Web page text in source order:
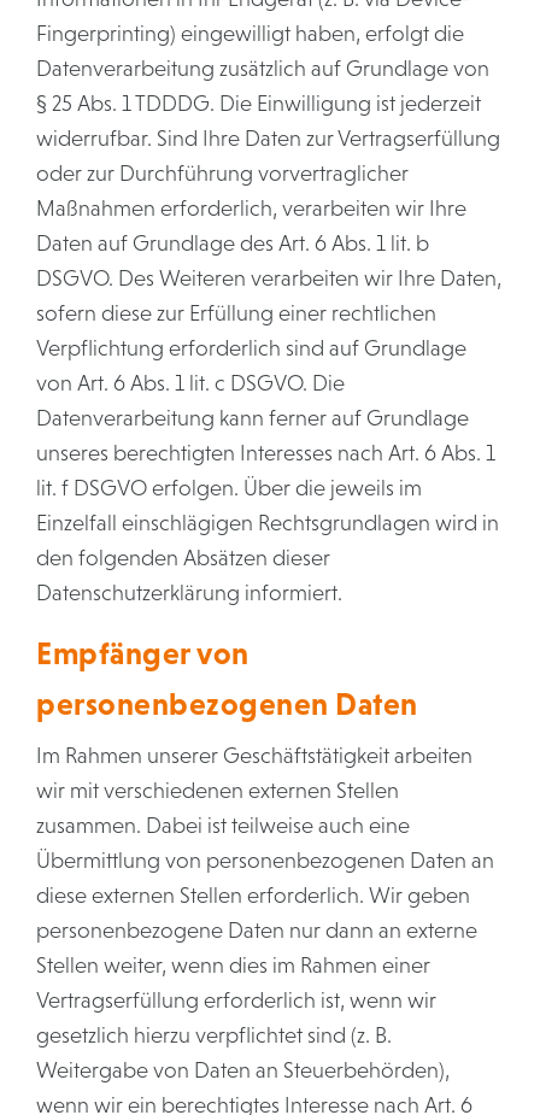
Fingerprinting) eingewilligt haben, erfolgt die
Datenverarbeitung zusätzlich auf Grundlage von
§ 25 Abs. 1 TDDDG. Die Einwilligung ist jederzeit
widerrufbar. Sind Ihre Daten zur Vertragserfüllung
oder zur Durchführung vorvertraglicher
Maßnahmen erforderlich, verarbeiten wir Ihre
Daten auf Grundlage des Art. 6 Abs. 1 lit. b
DSGVO. Des Weiteren verarbeiten wir Ihre Daten,
sofern diese zur Erfüllung einer rechtlichen
Verpflichtung erforderlich sind auf Grundlage
von Art. 6 Abs. 1 lit. c DSGVO. Die
Datenverarbeitung kann ferner auf Grundlage
unseres berechtigten Interesses nach Art. 6 Abs. 1
lit. f DSGVO erfolgen. Über die jeweils im
Einzelfall einschlägigen Rechtsgrundlagen wird in
den folgenden Absätzen dieser
Datenschutzerklärung informiert.
Empfänger von
personenbezogenen Daten
Im Rahmen unserer Geschäftstätigkeit arbeiten
wir mit verschiedenen externen Stellen
zusammen. Dabei ist teilweise auch eine
Übermittlung von personenbezogenen Daten an
diese externen Stellen erforderlich. Wir geben
personenbezogene Daten nur dann an externe
Stellen weiter, wenn dies im Rahmen einer
Vertragserfüllung erforderlich ist, wenn wir
gesetzlich hierzu verpflichtet sind (z. B.
Weitergabe von Daten an Steuerbehörden),
wenn wir ein berechtigtes Interesse nach Art. 6